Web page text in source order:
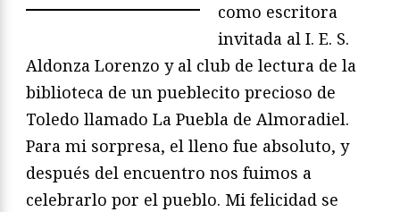
como escritora
invitada al I. E. S.
Aldonza Lorenzo y al club de lectura de la
biblioteca de un pueblecito precioso de
Toledo llamado La Puebla de Almoradiel.
Para mi sorpresa, el lleno fue absoluto, y
después del encuentro nos fuimos a
celebrarlo por el pueblo. Mi felicidad se